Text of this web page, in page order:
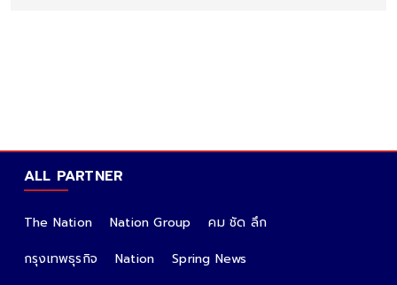
ALL PARTNER
The Nation Nation Group
คม ชัด ลึก
กรุงเทพธุรกิจ
Nation
Spring News